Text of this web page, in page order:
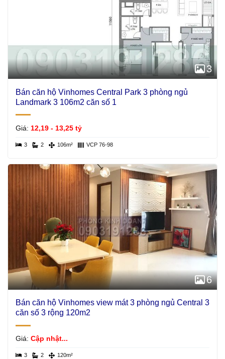
3
Bán căn hộ Vinhomes Central Park 3 phòng ngủ
Landmark 3 106m2 căn số 1
Giá: 12,19 - 13,25 tỷ
3 2 106m² VCP 76-98
6
Bán căn hộ Vinhomes view mát 3 phòng ngủ Central 3
căn số 3 rộng 120m2
Giá: Cập nhật...
3 2 120m²